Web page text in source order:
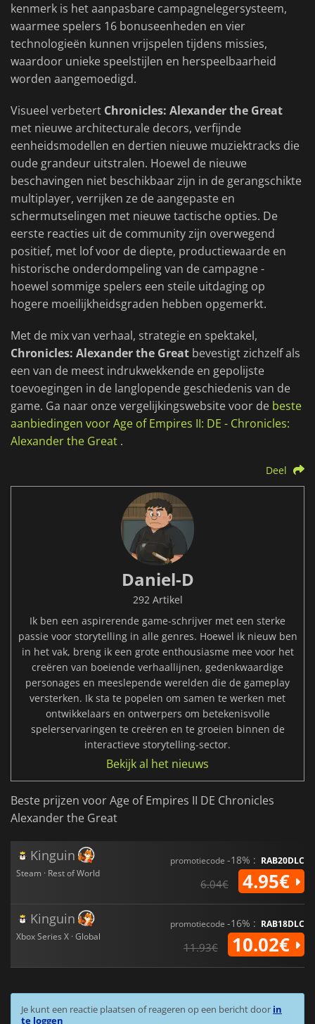
kenmerk is het aanpasbare campagnelegersysteem,
waarmee spelers 16 bonuseenheden en vier
technologieën kunnen vrijspelen tijdens missies,
waardoor unieke speelstijlen en herspeelbaarheid
worden aangemoedigd.
Visueel verbetert Chronicles: Alexander the Great
met nieuwe architecturale decors, verfijnde
eenheidsmodellen en dertien nieuwe muziektracks die
oude grandeur uitstralen. Hoewel de nieuwe
beschavingen niet beschikbaar zijn in de gerangschikte
multiplayer, verrijken ze de aangepaste en
schermutselingen met nieuwe tactische opties. De
eerste reacties uit de community zijn overwegend
positief, met lof voor de diepte, productiewaarde en
historische onderdompeling van de campagne -
hoewel sommige spelers een steile uitdaging op
hogere moeilijkheidsgraden hebben opgemerkt.
Met de mix van verhaal, strategie en spektakel,
Chronicles: Alexander the Great bevestigt zichzelf als
een van de meest indrukwekkende en gepolijste
toevoegingen in de langlopende geschiedenis van de
game. Ga naar onze vergelijkingswebsite voor de beste
aanbiedingen voor Age of Empires II: DE - Chronicles:
Alexander the Great .
Deel
Daniel-D
292 Artikel
Ik ben een aspirerende game-schrijver met een sterke
passie voor storytelling in alle genres. Hoewel ik nieuw ben
in het vak, breng ik een grote enthousiasme mee voor het
creëren van boeiende verhaallijnen, gedenkwaardige
personages en meeslepende werelden die de gameplay
versterken. Ik sta te popelen om samen te werken met
ontwikkelaars en ontwerpers om betekenisvolle
spelerservaringen te creëren en te groeien binnen de
interactieve storytelling-sector.
Bekijk al het nieuws
Beste prijzen voor Age of Empires II DE Chronicles
Alexander the Great
Kinguin
Steam · Rest of World
promotiecode -18% : RAB20DLC
6.04€ 4.95€
Kinguin
Xbox Series X · Global
promotiecode -16% : RAB18DLC
11.93€ 10.02€
Je kunt een reactie plaatsen of reageren op een bericht door in
te loggen